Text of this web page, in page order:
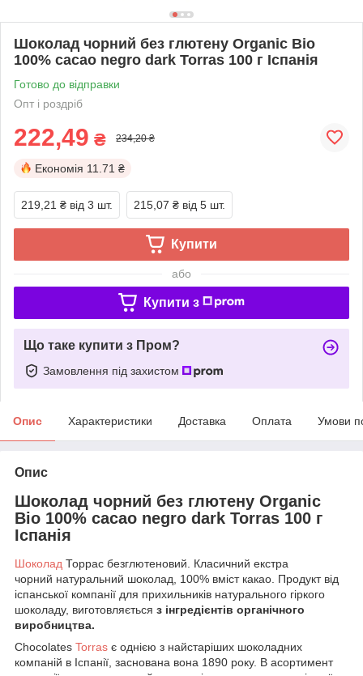
Шоколад чорний без глютену Organic Bio
100% cacao negro dark Torras 100 г Іспанія
Готово до відправки
Опт і роздріб
222,49 ₴ 234,20 ₴
Економія 11.71 ₴
219,21 ₴ від 3 шт. 215,07 ₴ від 5 шт.
Купити
або
Купити з
Що таке купити з Пром?
Замовлення під захистом
Опис Характеристики Доставка Оплата Умови
Опис
Шоколад чорний без глютену Organic
Bio 100% cacao negro dark Torras 100 г
Іспанія
Шоколад Торрас безглютеновий. Класичний екстра
чорний натуральний шоколад, 100% вміст какао. Продукт від
іспанської компанії для прихильників натурального гіркого
шоколаду, виготовляється з інгредієнтів органічного
виробництва.
Chocolates Torras є однією з найстаріших шоколадних
компаній в Іспанії, заснована вона 1890 року. В асортимент